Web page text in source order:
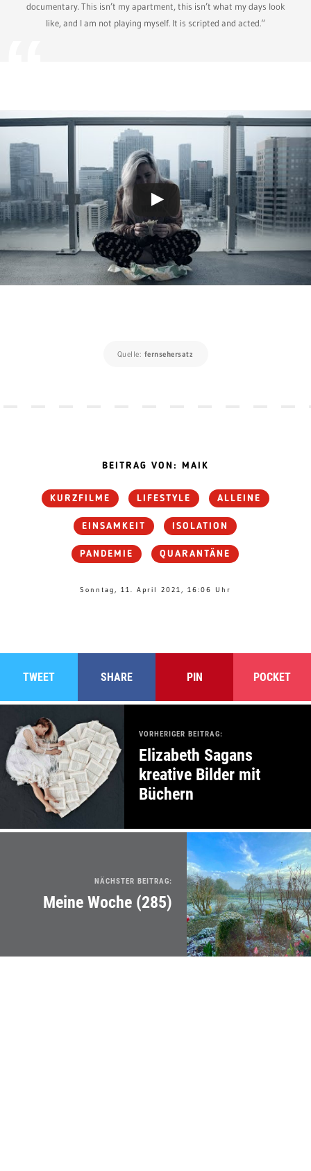
documentary. This isn’t my apartment, this isn’t what my days look
like, and I am not playing myself. It is scripted and acted.“
Quelle: fernsehersatz
BEITRAG VON: MAIK
KURZFILME LIFESTYLE ALLEINE
EINSAMKEIT ISOLATION
PANDEMIE QUARANTÄNE
Sonntag, 11. April 2021, 16:06 Uhr
TWEET SHARE PIN POCKET
VORHERIGER BEITRAG:
Elizabeth Sagans
kreative Bilder mit
Büchern
NÄCHSTER BEITRAG:
Meine Woche (285)